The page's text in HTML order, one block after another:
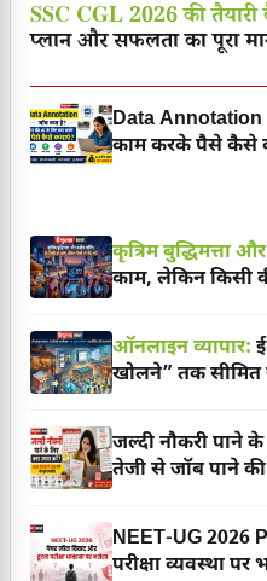
SSC CGL 2026 की
प्लान और सफलता का पूरा
Data Annotation
काम करके पैसे कैसे
कृत्रिम बुद्धिमत्ता
काम, लेकिन किसी
ऑनलाइन व्यापार:
खोलने” तक सीमित
जल्दी नौकरी पाने
तेजी से जॉब पाने की
NEET-UG 2026
परीक्षा व्यवस्था पर